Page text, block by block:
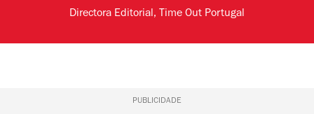
Directora Editorial, Time Out Portugal
PUBLICIDADE